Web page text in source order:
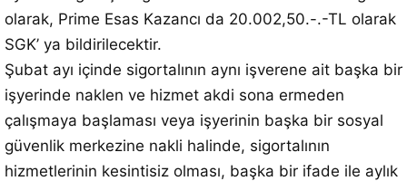
olarak, Prime Esas Kazancı da 20.002,50.-.-TL olarak
SGK’ ya bildirilecektir.
Şubat ayı içinde sigortalının aynı işverene ait başka bir
işyerinde naklen ve hizmet akdi sona ermeden
çalışmaya başlaması veya işyerinin başka bir sosyal
güvenlik merkezine nakli halinde, sigortalının
hizmetlerinin kesintisiz olması, başka bir ifade ile aylık